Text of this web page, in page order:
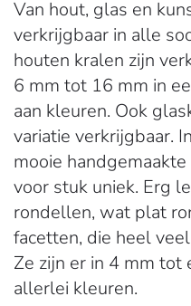
Van hout, glas en
verkrijgbaar in alle
houten kralen zijn
6 mm tot 16 mm in
aan kleuren. Ook
variatie verkrijgbaar.
mooie
voor stuk uniek. Erg
rondellen, wat plat
facetten, die heel
Ze zijn er in 4 mm
allerlei kleuren.